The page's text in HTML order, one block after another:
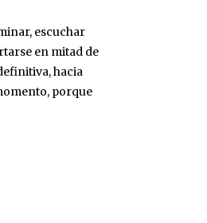
escuchar
en mitad de
hacia
porque